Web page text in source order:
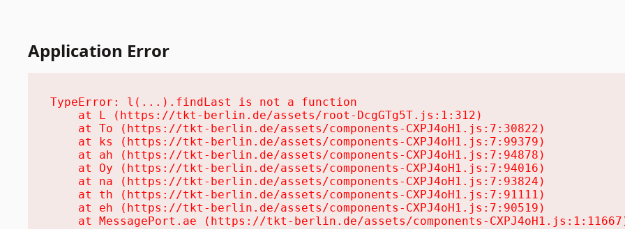
Application Error
TypeError: l(...).findLast is not a function
    at L (https://tkt-berlin.de/assets/root-DcgGTg5T.js:1:312)
    at To (https://tkt-berlin.de/assets/components-CXPJ4oH1.js:7:30822)
    at ks (https://tkt-berlin.de/assets/components-CXPJ4oH1.js:7:99379)
    at ah (https://tkt-berlin.de/assets/components-CXPJ4oH1.js:7:94878)
    at Oy (https://tkt-berlin.de/assets/components-CXPJ4oH1.js:7:94016)
    at na (https://tkt-berlin.de/assets/components-CXPJ4oH1.js:7:93824)
    at th (https://tkt-berlin.de/assets/components-CXPJ4oH1.js:7:91111)
    at eh (https://tkt-berlin.de/assets/components-CXPJ4oH1.js:7:90519)
at MessagePort.ae (https://tkt-berlin.de/assets/components-